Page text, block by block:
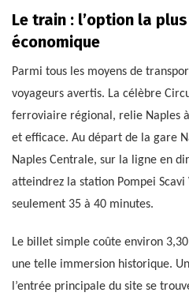
Le train : l’option la
économique
Parmi tous les moyens de
voyageurs avertis. La célèbre
ferroviaire régional, relie Naples
et efficace. Au départ de la gare
Naples Centrale, sur la ligne en
atteindrez la station Pompei
seulement 35 à 40 minutes.
Le billet simple coûte environ
une telle immersion historique.
l’entrée principale du site se